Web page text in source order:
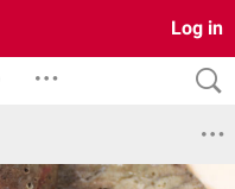
Log in